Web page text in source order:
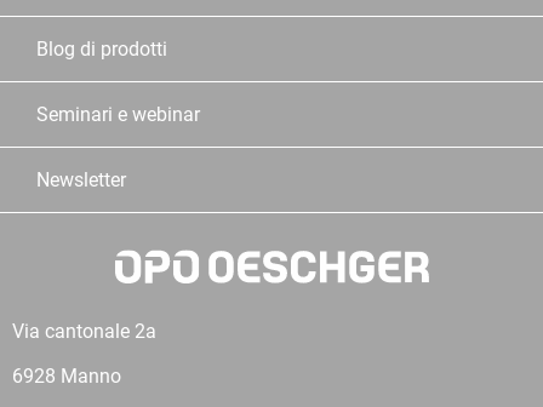
Blog di prodotti
Seminari e webinar
Newsletter
Via cantonale 2a
6928 Manno